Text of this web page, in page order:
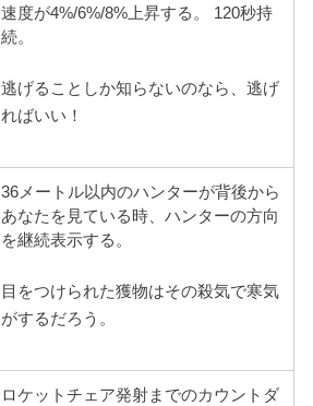
速度が4%/6%/8%上昇する。 120秒持
続。
逃げることしか知らないのなら、逃げ
ればいい！
36メートル以内のハンターが背後から
あなたを見ている時、ハンターの方向
を継続表示する。
目をつけられた獲物はその殺気で寒気
がするだろう。
ロケットチェア発射までのカウントダ